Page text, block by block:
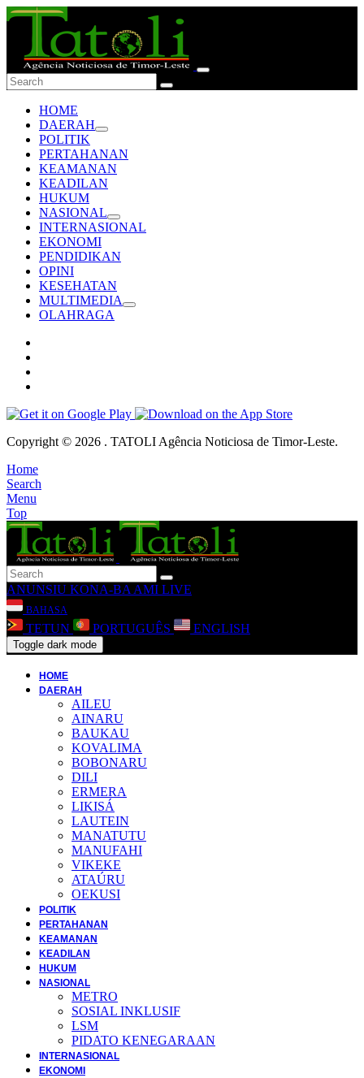
HOME
DAERAH
POLITIK
PERTAHANAN
KEAMANAN
KEADILAN
HUKUM
NASIONAL
INTERNASIONAL
EKONOMI
PENDIDIKAN
OPINI
KESEHATAN
MULTIMEDIA
OLAHRAGA
Copyright © 2026 . TATOLI Agência Noticiosa de Timor-Leste.
Home
Search
Menu
Top
ANUNSIU KONA-BA AMI LIVE
BAHASA
TETUN PORTUGUÊS ENGLISH
Toggle dark mode
HOME
DAERAH
AILEU
AINARU
BAUKAU
KOVALIMA
BOBONARU
DILI
ERMERA
LIKISÁ
LAUTEIN
MANATUTU
MANUFAHI
VIKEKE
ATAÚRU
OEKUSI
POLITIK
PERTAHANAN
KEAMANAN
KEADILAN
HUKUM
NASIONAL
METRO
SOSIAL INKLUSIF
LSM
PIDATO KENEGARAAN
INTERNASIONAL
EKONOMI